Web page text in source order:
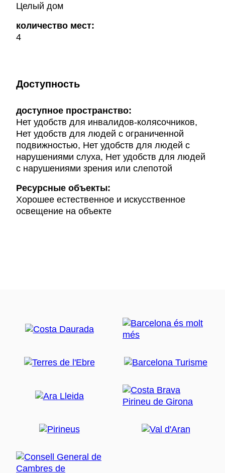
Целый дом
количество мест:
4
Доступность
доступное пространство:
Нет удобств для инвалидов-колясочников,
Нет удобств для людей с ограниченной
подвижностью, Нет удобств для людей с
нарушениями слуха, Нет удобств для людей
с нарушениями зрения или слепотой
Ресурсные объекты:
Хорошее естественное и искусственное
освещение на объекте